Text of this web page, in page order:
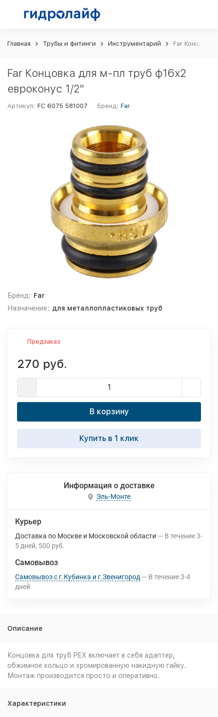
Главная Трубы и фитинги Инструментарий Far Концовка
Far Концовка для м-пл труб ф16x2
евроконус 1/2"
Артикул: FC 6075 581007 Бренд: Far
Бренд: Far
Назначение: для металлопластиковых труб
Предзаказ
270 руб.
В корзину
Купить в 1 клик
Информация о доставке
Эль-Монте
Курьер
Доставка по Москве и Московской области В течение3-
5 дней 500 руб.
Самовывоз
Самовывоз с г.Кубинка и г.Звенигород В течение3-4
дней
Описание
Концовка для труб PEX включает в себя адаптер,
обжимное кольцо и хромированную накидную гайку.
Монтаж производится просто и оперативно.
Характеристики